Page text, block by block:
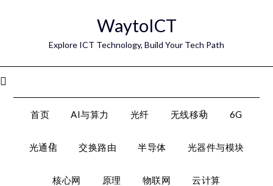
WaytoICT
Explore ICT Technology, Build Your Tech Path
首页 AI与算力 光纤 无线移动 6G
光通信 交换路由 半导体 光器件与模块
核心网 原理 物联网 云计算